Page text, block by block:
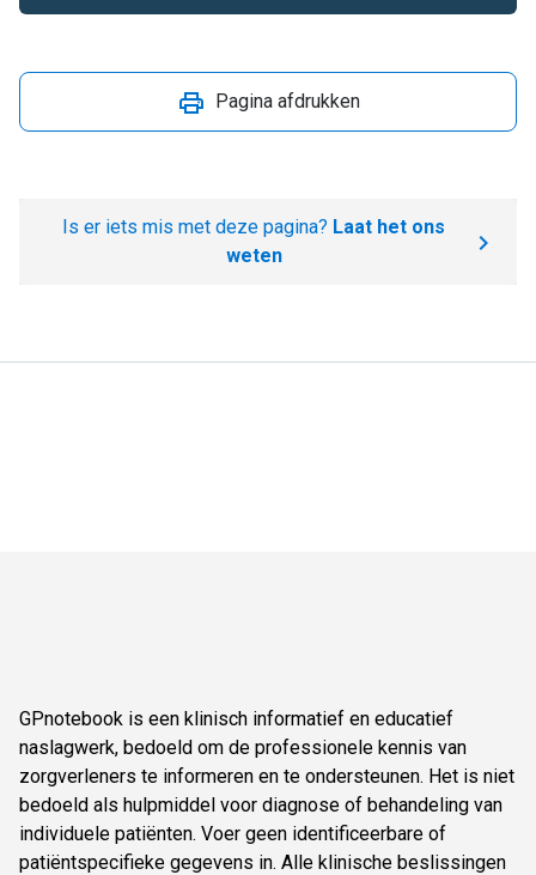
Pagina afdrukken
Is er iets mis met deze pagina? Laat het ons
weten
GPnotebook is een klinisch informatief en educatief
naslagwerk, bedoeld om de professionele kennis van
zorgverleners te informeren en te ondersteunen. Het is niet
bedoeld als hulpmiddel voor diagnose of behandeling van
individuele patiënten. Voer geen identificeerbare of
patiëntspecifieke gegevens in. Alle klinische beslissingen